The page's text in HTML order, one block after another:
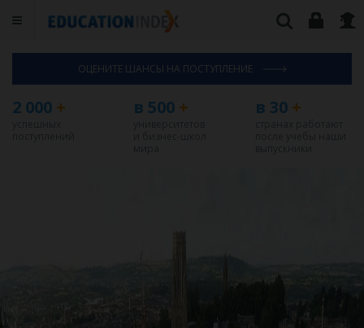
ОЦЕНИТЕ ШАНСЫ НА ПОСТУПЛЕНИЕ
2 000 + в 500 + в 30+